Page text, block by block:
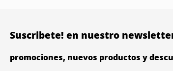
Suscribete! en nuestro
promociones, nuevos productos y